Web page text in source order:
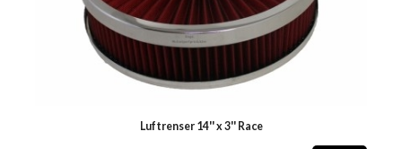
Luftrenser 14'' x 3'' Race